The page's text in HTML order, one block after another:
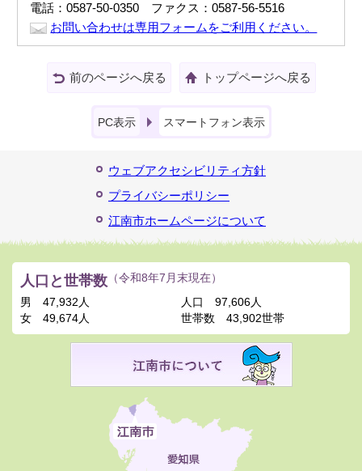
電話：0587-50-0350 ファクス：0587-56-5516
お問い合わせは専用フォームをご利用ください。
前のページへ戻る トップページへ戻る
PC表示 スマートフォン表示
ウェブアクセシビリティ方針
プライバシーポリシー
江南市ホームページについて
人口と世帯数 （令和8年7月末現在）
男
47,932人
女
49,674人
人口
97,606人
世帯数
43,902世帯